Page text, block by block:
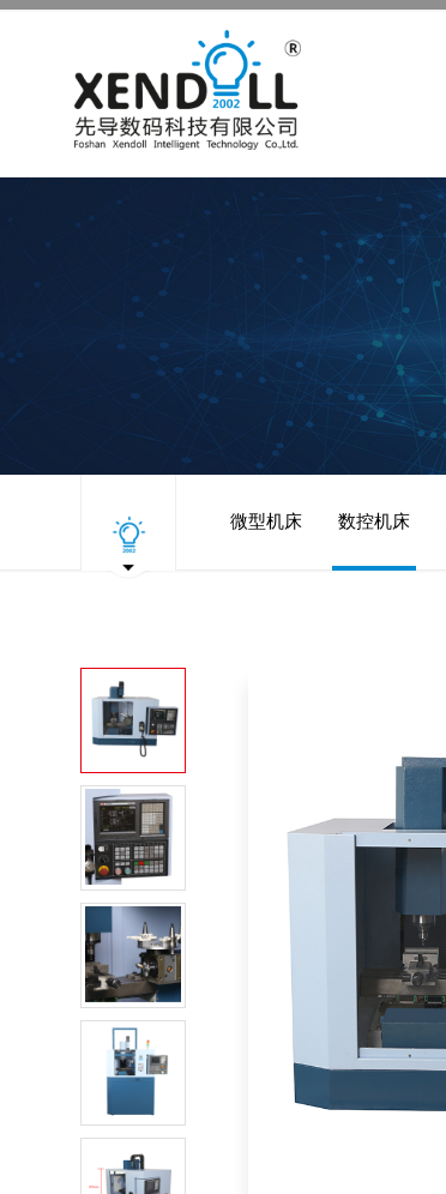
微型机床 数控机床